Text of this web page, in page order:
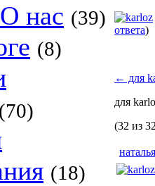
нас (39)
(8)
(70)
(18)
ответа)
← для
для
(32 из
наталья